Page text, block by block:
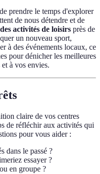
prendre le temps d'explorer
de nous détendre et de
activités de loisirs près de
un nouveau sport,
à des événements locaux, ce
pour dénicher les meilleures
à vos envies.
claire de vos centres
de réfléchir aux activités qui
pour vous aider :
dans le passé ?
essayer ?
en groupe ?